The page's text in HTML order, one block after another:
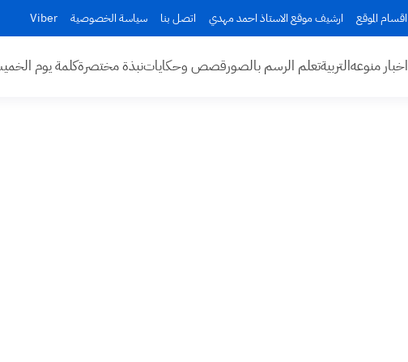
اقسام الموقع ارشيف موقع الاستاذ احمد مهدي اتصل بنا سياسة الخصوصية Viber
اخبار منوعهالتربيةتعلم الرسم بالصورقصص وحكاياتنبذة مختصرةكلمة يوم